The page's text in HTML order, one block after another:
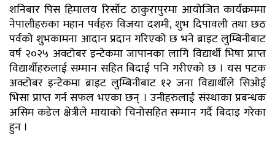
शनिबार पिस हिमालय रिर्साेट ठाकुरापुरमा आयोजित कार्यक्रममा
नेपालीहरुका महान पर्वहरु विजया दशमी, शुभ दिपावली तथा छठ
पर्वको शुभकामना आदान प्रदान गरिएको छ भने ब्राइट लुम्बिनीबाट
वर्ष २०२५ अक्टोबर इन्टेकमा जापानका लागि विद्यार्थी भिषा प्राप्त
विद्यार्थीहरुलाई सम्मान सहित बिदाई पनि गरीएको छ । यस पटक
अक्टोबर इन्टेकमा ब्राइट लुम्बिनीबाट १२ जना विद्यार्थीले सिओई
भिसा प्राप्त गर्न सफल भएका छन् । उनीहरुलाई संस्थाका प्रबन्धक
असिम कडेल क्षेत्रीले मायाको चिनोसहित सम्मान गर्दै बिदाइ गरेका
हुन ।